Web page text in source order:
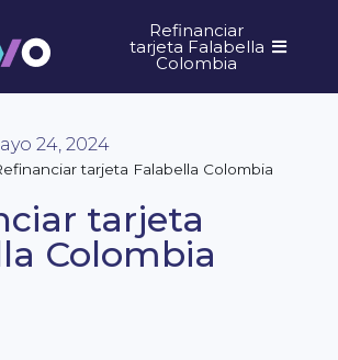
Refinanciar
tarjeta Falabella
Colombia
24, 2024
tarjeta Falabella Colombia
tarjeta
Colombia